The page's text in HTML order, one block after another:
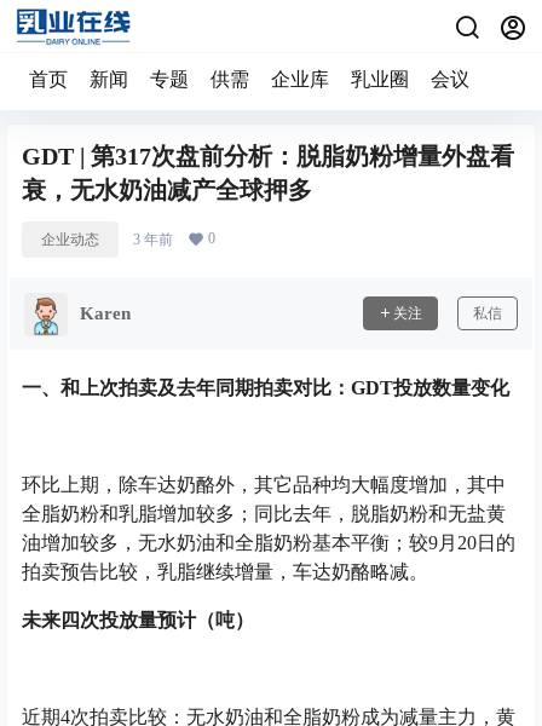
首页 新闻 专题 供需 企业库 乳业圈 会议
GDT | 第317次盘前分析：脱脂奶粉增量外盘看
衰，无水奶油减产全球押多
企业动态 3 年前 0
Karen 关注 私信
一、 和上次拍卖及去年同期拍卖对比：GDT投放数量变化
环比上期，除车达奶酪外，其它品种均大幅度增加，其中
全脂奶粉和乳脂增加较多；同比去年，脱脂奶粉和无盐黄
油增加较多，无水奶油和全脂奶粉基本平衡；较9月20日的
拍卖预告比较，乳脂继续增量，车达奶酪略减。
未来四次投放量预计（吨）
近期4次拍卖比较：无水奶油和全脂奶粉成为减量主力，黄